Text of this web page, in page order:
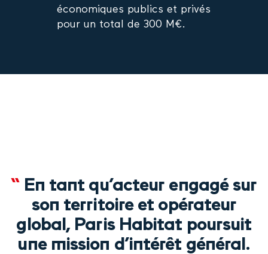
économiques publics et privés
pour un total de 300 M€.
“En tant qu’acteur engagé sur
son territoire et opérateur
global, Paris Habitat poursuit
une mission d’intérêt général.